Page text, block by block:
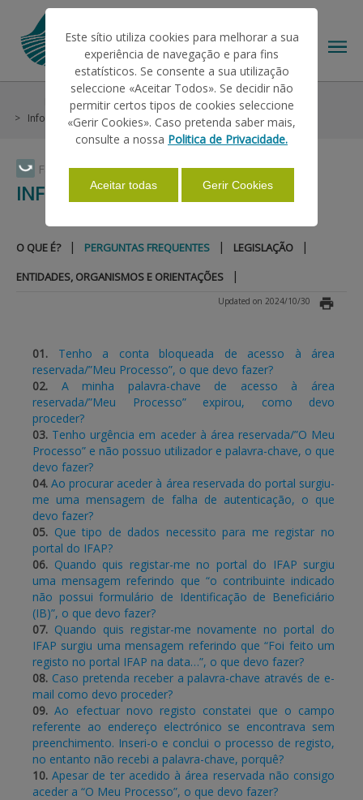
Faça Swipe para ver o menu
THE IFAP
HELP/SUPPORT
INFORMATIONS
STATISTICS
BENEFICIARY SUPPORT
Login / Register
Help/Support General Conditions
Conditionality
Informações Gerais
Perguntas Frequentes
INFORMAÇÕES GERAIS
O QUE É? | PERGUNTAS FREQUENTES | LEGISLAÇÃO |
ENTIDADES, ORGANISMOS E ORIENTAÇÕES |
Updated on 2024/10/30
01.
Tenho a conta bloqueada de acesso à área
reservada/”Meu Processo”, o que devo fazer?
02.
A minha palavra-chave de acesso à área
reservada/”Meu Processo” expirou, como devo
proceder?
03. Tenho urgência em aceder à área reservada/”O Meu
Processo” e não possuo utilizador e palavra-chave, o que
devo fazer?
04. Ao procurar aceder à área reservada do portal surgiu-
me uma mensagem de falha de autenticação, o que
devo fazer?
05. Que tipo de dados necessito para me registar no
portal do IFAP?
06. Quando quis registar-me no portal do IFAP surgiu
uma mensagem referindo que “o contribuinte indicado
não possui formulário de Identificação de Beneficiário
(IB)”, o que devo fazer?
07. Quando quis registar-me novamente no portal do
IFAP surgiu uma mensagem referindo que “Foi feito um
registo no portal IFAP na data…”, o que devo fazer?
08. Caso pretenda receber a palavra-chave através de e-
mail como devo proceder?
09.Ao efectuar novo registo constatei que o campo
referente ao endereço electrónico se encontrava sem
preenchimento. Inseri-o e conclui o processo de registo,
no entanto não recebi a palavra-chave, porquê?
10.Apesar de ter acedido à área reservada não consigo
aceder a “O Meu Processo”, o que devo fazer?
Este sítio utiliza cookies para melhorar a sua
experiência de navegação e para fins
estatísticos. Se consente a sua utilização
seleccione «Aceitar Todos». Se decidir não
permitir certos tipos de cookies seleccione
«Gerir Cookies». Caso pretenda saber mais,
consulte a nossa Politica de Privacidade.
Aceitar todas Gerir Cookies